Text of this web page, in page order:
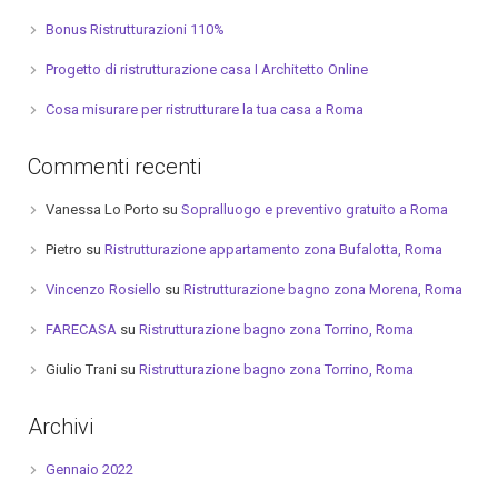
Bonus Ristrutturazioni 110%
Progetto di ristrutturazione casa I Architetto Online
Cosa misurare per ristrutturare la tua casa a Roma
Commenti recenti
Vanessa Lo Porto su Sopralluogo e preventivo gratuito a Roma
Pietro su Ristrutturazione appartamento zona Bufalotta, Roma
Vincenzo Rosiello su Ristrutturazione bagno zona Morena, Roma
FARECASAsu Ristrutturazione bagno zona Torrino, Roma
Giulio Tranisu Ristrutturazione bagno zona Torrino, Roma
Archivi
Gennaio 2022